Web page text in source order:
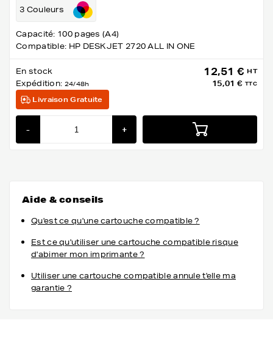
3 Couleurs
Capacité: 100 pages (A4)
Compatible: HP DESKJET 2720 ALL IN ONE
En stock
Expédition: 24/48h
12,51 € HT
15,01 € TTC
Livraison Gratuite
- +
Aide & conseils
Qu'est ce qu'une cartouche compatible ?
Est ce qu'utiliser une cartouche compatible risque
d'abimer mon imprimante ?
Utiliser une cartouche compatible annule t'elle ma
garantie ?